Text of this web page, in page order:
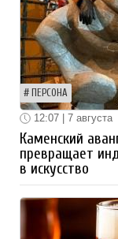
ПЕРСОНА
12:07 | 7 августа
Каменский
превращает
в искусство